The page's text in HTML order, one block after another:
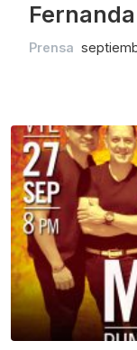
Fernanda
Prensa